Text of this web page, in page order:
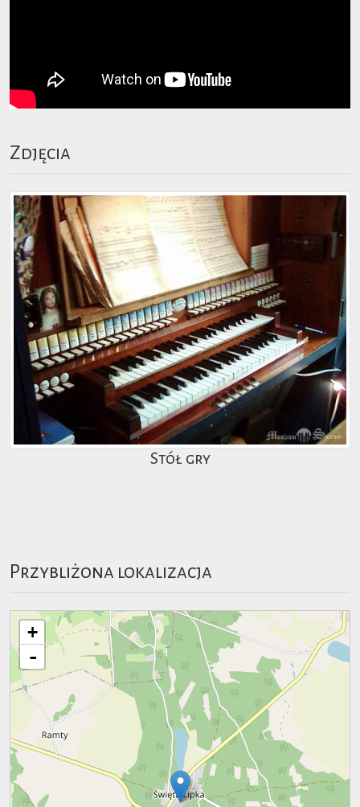
Zdjęcia
Stół gry
Przybliżona lokalizacja
+
-